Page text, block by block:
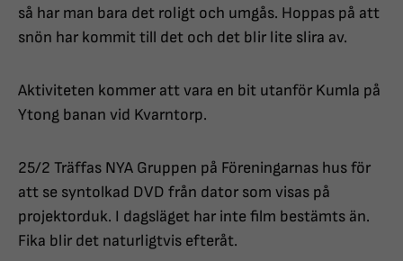
så har man bara det roligt och umgås. Hoppas på att
snön har kommit till det och det blir lite slira av.
Aktiviteten kommer att vara en bit utanför Kumla på
Ytong banan vid Kvarntorp.
25/2 Träffas NYA Gruppen på Föreningarnas hus för
att se syntolkad DVD från dator som visas på
projektorduk. I dagsläget har inte film bestämts än.
Fika blir det naturligtvis efteråt.